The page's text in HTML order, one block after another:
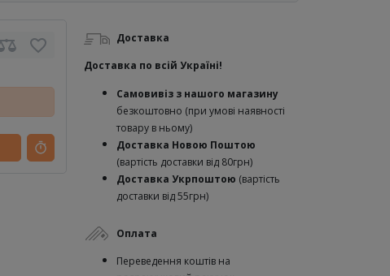
Доставка
Доставка по всій Україні!
Самовивіз з нашого магазину
безкоштовно (при умові наявності
товару в ньому)
Доставка Новою Поштою
(вартість доставки від 80грн)
Доставка Укрпоштою (вартість
доставки від 55грн)
Оплата
Переведення коштів на